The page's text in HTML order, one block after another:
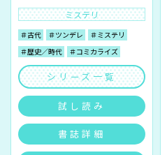
ミステリ
＃古代 ＃ツンデレ
＃ミステリ
＃歴史／時代
＃コミカライズ
シリーズ一覧
試し読み
書誌詳細